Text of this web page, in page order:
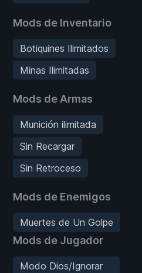
Mods de Inventario
Botiquines Ilimitados
Minas Ilimitadas
Mods de Armas
Munición ilimitada
Sin Recargar
Sin Retroceso
Mods de Enemigos
Muertes de Un Golpe
Mods de Jugador
Modo Dios/Ignorar